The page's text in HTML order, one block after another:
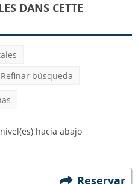
DANS CETTE
Refinar búsqueda
nivel(es) hacia abajo
Reservar